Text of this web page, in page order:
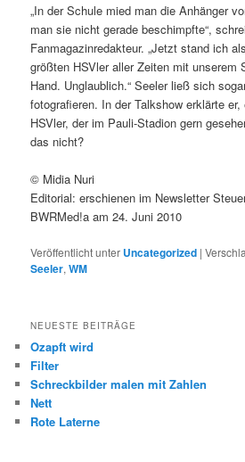
„In der Schule mied man die Anhänger
man sie nicht gerade beschimpfte“,
Fanmagazinredakteur. „Jetzt stand ich
größten HSVler aller Zeiten mit unserem
Hand. Unglaublich.“ Seeler ließ sich
fotografieren. In der Talkshow erklärte
HSVler, der im Pauli-Stadion gern
das nicht?
© Midia Nuri
Editorial: erschienen im Newsletter
BWRMed!a am 24. Juni 2010
Veröffentlicht unter Uncategorized |
Seeler,WM
NEUESTE BEITRÄGE
Ozapft wird
Filter
Schreckbilder malen mit Zahlen
Nett
Rote Laterne